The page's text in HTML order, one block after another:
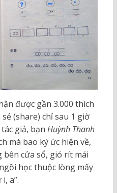
được gần 3.000 thích
(share) chỉ sau 1 giờ
giả, bạn Huỳnh Thanh
mà bao ký ức hiện về,
cửa sổ, gió rít mái
học thuộc lòng mấy
a”.